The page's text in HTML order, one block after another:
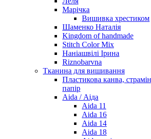
Марічка
Вишивка хрестиком
Шаменко Наталія
Kingdom of handmade
Stitch Color Mix
Наніашвілі Ірина
Riznobarvna
Тканина для вишивання
Пластикова канва,
папір
Aida / Аіда
Aida 11
Aida 16
Aida 14
Aida 18